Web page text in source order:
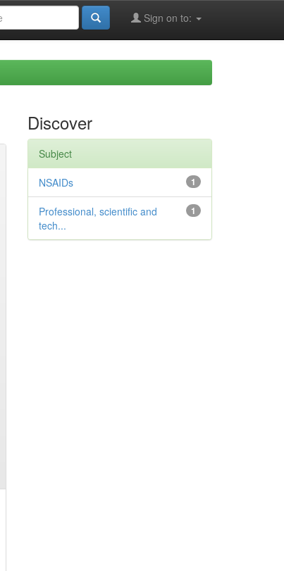
Sign on to:
Discover
Subject
1
NSAIDs
1
Professional, scientific and
tech...